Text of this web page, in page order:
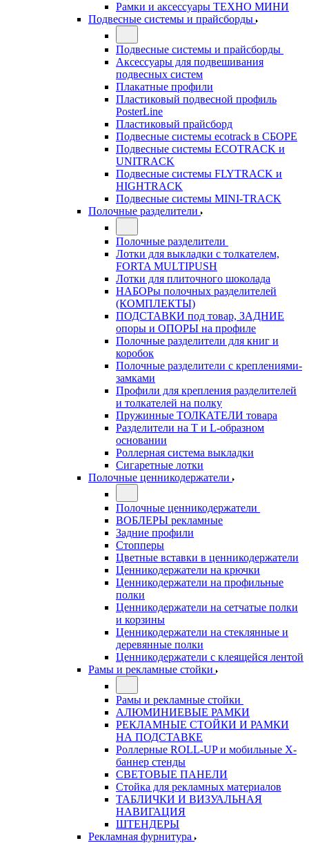
Рамки и аксессуары ТЕХНО МИНИ
Подвесные системы и прайсборды
Подвесные системы и прайсборды
Аксессуары для подвешивания
подвесных систем
Плакатные профили
Пластиковый подвесной профиль
PosterLine
Пластиковый прайсборд
Подвесные системы ecotrack в СБОРЕ
Подвесные системы ECOTRACK и
UNITRACK
Подвесные системы FLYTRACK и
HIGHTRACK
Подвесные системы MINI-TRACK
Полочные разделители
Полочные разделители
Лотки для выкладки с толкателем,
FORTA MULTIPUSH
Лотки для плиточного шоколада
НАБОРы полочных разделителей
(КОМПЛЕКТЫ)
ПОДСТАВКИ под товар, ЗАДНИЕ
опоры и ОПОРЫ на профиле
Полочные разделители для книг и
коробок
Полочные разделители с креплениями-
замками
Профили для крепления разделителей
и толкателей на полку
Пружинные ТОЛКАТЕЛИ товара
Разделители на Т и L-образном
основании
Роллерная система выкладки
Сигаретные лотки
Полочные ценникодержатели
Полочные ценникодержатели
ВОБЛЕРЫ рекламные
Задние профили
Стопперы
Цветные вставки в ценникодержатели
Ценникодержатели на крючки
Ценникодержатели на профильные
полки
Ценникодержатели на сетчатые полки
и корзины
Ценникодержатели на стеклянные и
деревянные полки
Ценникодержатели с клеящейся лентой
Рамы и рекламные стойки
Рамы и рекламные стойки
АЛЮМИНИЕВЫЕ РАМКИ
РЕКЛАМНЫЕ СТОЙКИ И РАМКИ
НА ПОДСТАВКЕ
Роллерные ROLL-UP и мобильные X-
баннер стенды
СВЕТОВЫЕ ПАНЕЛИ
Стойка для рекламных материалов
ТАБЛИЧКИ И ВИЗУАЛЬНАЯ
НАВИГАЦИЯ
ШТЕНДЕРЫ
Рекламная фурнитура